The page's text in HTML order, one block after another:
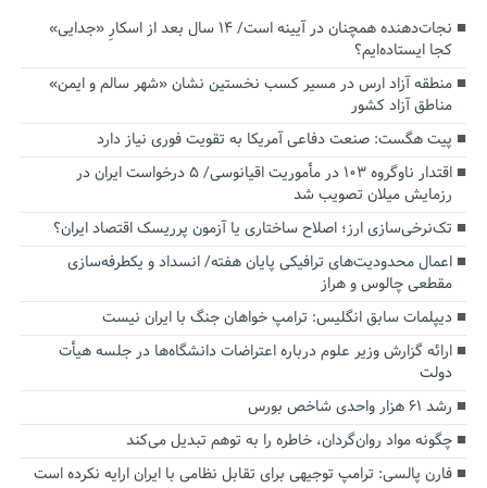
نجات‌دهنده‌ همچنان در آیینه است/ ۱۴ سال بعد از اسکارِ «جدایی»
کجا ایستاده‌ایم؟
منطقه آزاد ارس در مسیر کسب نخستین نشان «شهر سالم و ایمن»
مناطق آزاد کشور
پیت هگست: صنعت دفاعی آمریکا به تقویت فوری نیاز دارد
اقتدار ناوگروه ۱۰۳ در مأموریت‌ اقیانوسی/ ۵ درخواست ایران در
رزمایش میلان تصویب شد
تک‌نرخی‌سازی ارز؛ اصلاح ساختاری یا آزمون پرریسک اقتصاد ایران؟
اعمال محدودیت‌های ترافیکی پایان هفته/ انسداد و یکطرفه‌سازی
مقطعی چالوس و هراز
دیپلمات سابق انگلیس:‌ ترامپ خواهان جنگ با ایران نیست
ارائه گزارش وزیر علوم درباره اعتراضات دانشگاه‌ها در جلسه هیأت
دولت
رشد ۶۱ هزار واحدی شاخص بورس
چگونه مواد روان‌گردان، خاطره را به توهم تبدیل می‌کند
فارن پالسی: ترامپ توجیهی برای تقابل نظامی با ایران ارایه نکرده است